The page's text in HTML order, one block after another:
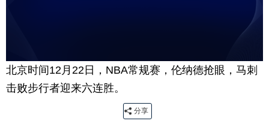
北京时间12月22日，NBA常规赛，伦纳德抢眼，马刺
击败步行者迎来六连胜。
分享